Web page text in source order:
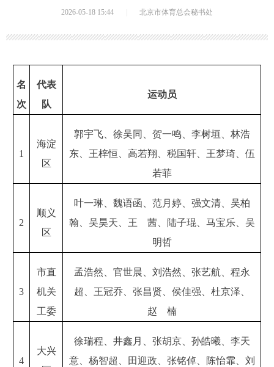
2026-05-18 15:44 北京市体育总会秘书处
名
次
代表
队
运动员
1
海淀
区
郭宇飞、徐吴同、贺一鸣、李树垣、林浩
东、王梓恒、高若翔、税国轩、王梦琦、伍
若菲
2
顺义
区
叶一琳、魏语函、范月婷、强文清、吴柏
翰、吴昊天、王 茜、陆子琨、马宝乐、吴
明哲
3
市直
机关
工委
孟浩然、官世晨、刘浩然、张艺航、程永
超、王冠乔、张昌贤、侯佳强、杜京泽、
赵 楠
4
大兴
徐瑞程、井鑫月、张胡京、孙皓曦、李天
意、杨智超、田迎政、张铭倬、陈怡霏、刘